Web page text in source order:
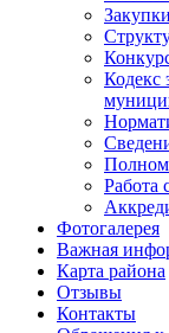
Закупки
Кодекс
Работа
Фотогалерея
Важная
Карта района
Отзывы
Контакты